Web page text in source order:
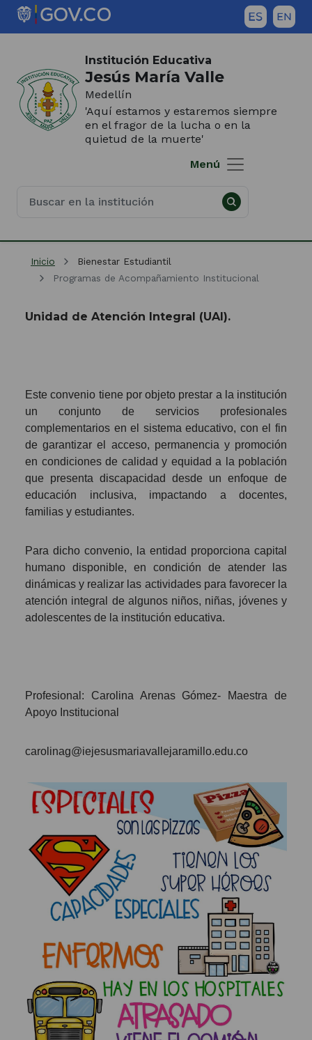
Saltar al contenido principal
(Este
una
nueva
pestaña)
Institución Educativa
Jesús María Valle
Medellín
'Aquí estamos y estaremos siempre
en el fragor de la lucha o en la
quietud de la muerte'
Menú
Inicio del contenido principal
Inicio
Bienestar Estudiantil
Programas de Acompañamiento Institucional
Unidad de Atención Integral (UAI).
Este convenio tiene por objeto prestar a la institución
un conjunto de servicios profesionales
complementarios en el sistema educativo, con el fin
de garantizar el acceso, permanencia y promoción
en condiciones de calidad y equidad a la población
que presenta discapacidad desde un enfoque de
educación inclusiva, impactando a docentes,
familias y estudiantes.
Para dicho convenio, la entidad proporciona capital
humano disponible, en condición de atender las
dinámicas y realizar las actividades para favorecer la
atención integral de algunos niños, niñas, jóvenes y
adolescentes de la institución educativa.
Profesional: Carolina Arenas Gómez- Maestra de
Apoyo Institucional
carolinag@iejesusmariavallejaramillo.edu.co